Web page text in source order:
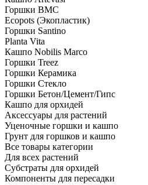
Горшки BMC
Ecopots (Экопластик)
Горшки Santino
Planta Vita
Кашпо Nobilis Marco
Горшки Treez
Горшки Керамика
Горшки Стекло
Горшки Бетон/Цемент/Гипс
Кашпо для орхидей
Аксессуары для растений
Уценочные горшки и кашпо
Грунт для горшков и кашпо
Все товары категории
Для всех растений
Субстраты для орхидей
Компоненты для пересадки